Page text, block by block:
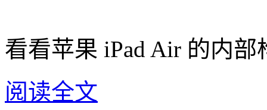
看看苹果 iPad Air 的内部
阅读全文